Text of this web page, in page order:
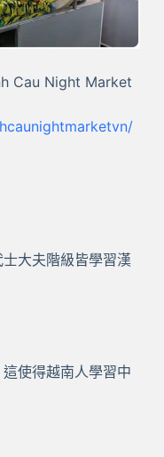
Cau Night Market
大夫階級皆學習漢
使得越南人學習中